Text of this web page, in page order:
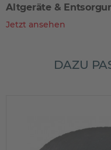
Altgeräte &
Jetzt ansehen
DAZU